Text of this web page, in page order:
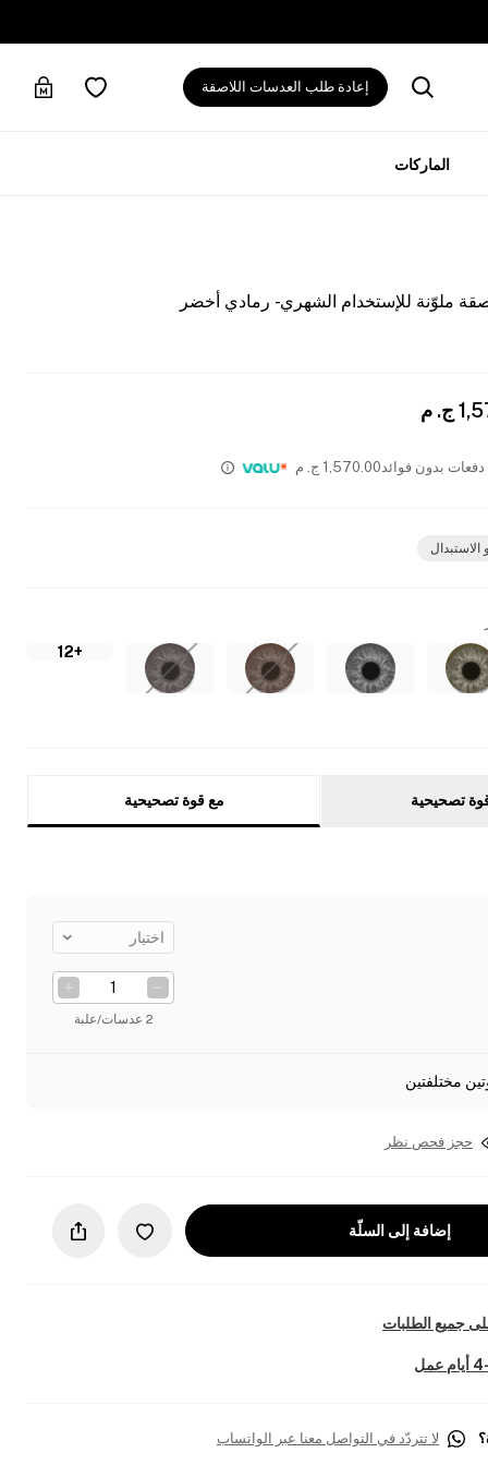
إعادة طلب العدسات اللاصقة
الماركات
ملوّنة للإستخدام الشهري - رمادي أخضر
ج. م
1,570.00 ج. م
الاستبدال
+12
تصحيحية مع قوة تصحيحية
اختيار
2 عدسات/علبة
مختلفتين
حجز فحص نظر
إضافة إلى السلّة
جميع الطلبات
لا تتردّد في التواصل معنا عبر الواتساب